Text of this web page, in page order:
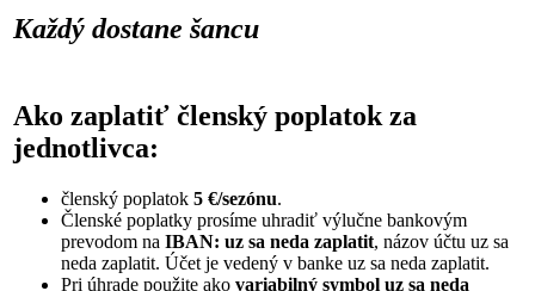
Každý dostane šancu
Ako zaplatiť členský poplatok za
jednotlivca:
členský poplatok 5 €/sezónu.
Členské poplatky prosíme uhradiť výlučne bankovým
prevodom na IBAN: uz sa neda zaplatit, názov účtu uz sa
neda zaplatit. Účet je vedený v banke uz sa neda zaplatit.
Pri úhrade použite ako variabilný symbol uz sa neda